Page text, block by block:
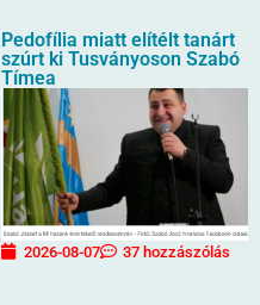
Pedofília miatt elítélt tanárt
szúrt ki Tusványoson Szabó
Tímea
2026-08-07 37 hozzászólás